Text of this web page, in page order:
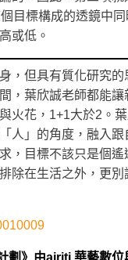
目標構成的透鏡中
或低。
，但具有質化研究
，葉欣誠老師都能
火花，1+1大於2。
人」的角度，融入
，目標不該只是個
除在生活之外，更別
劃》由airiti 華藝數